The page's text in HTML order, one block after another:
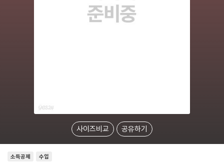
사이즈비교 공유하기
소득공제 수입